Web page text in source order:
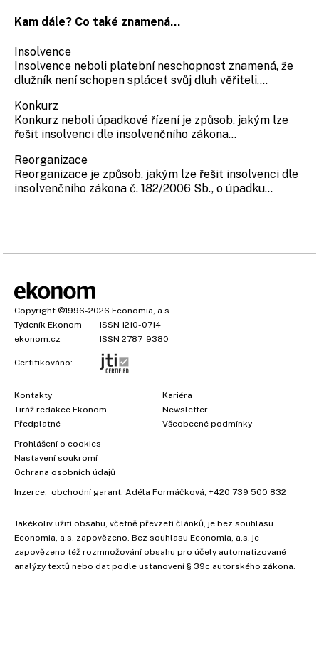
Kam dále? Co také znamená...
Insolvence
Insolvence neboli platební neschopnost znamená, že
dlužník není schopen splácet svůj dluh věřiteli,...
Konkurz
Konkurz neboli úpadkové řízení je způsob, jakým lze
řešit insolvenci dle insolvenčního zákona...
Reorganizace
Reorganizace je způsob, jakým lze řešit insolvenci dle
insolvenčního zákona č. 182/2006 Sb., o úpadku...
Copyright ©1996-2026 Economia, a.s.
Týdeník Ekonom
ISSN 1210-0714
ekonom.cz
ISSN 2787-9380
Certifikováno:
Kontakty
Tiráž redakce Ekonom
Předplatné
Kariéra
Newsletter
Všeobecné podmínky
Prohlášení o cookies
Nastavení soukromí
Ochrana osobních údajů
Inzerce , obchodní garant: Adéla Formáčková +420 739 500 832
Jakékoliv užití obsahu, včetně převzetí článků, je bez souhlasu
Economia, a.s. zapovězeno. Bez souhlasu Economia, a.s. je
zapovězeno též rozmnožování obsahu pro účely automatizované
analýzy textů nebo dat podle ustanovení § 39c autorského zákona.